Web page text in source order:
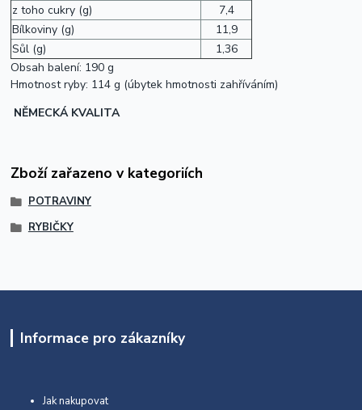
z toho cukry (g)
7,4
Bílkoviny (g)
11,9
Sůl (g)
1,36
Obsah balení: 190 g
Hmotnost ryby: 114 g (úbytek hmotnosti zahříváním)
NĚMECKÁ KVALITA
Zboží zařazeno v kategoriích
POTRAVINY
RYBIČKY
Informace pro zákazníky
Jak nakupovat